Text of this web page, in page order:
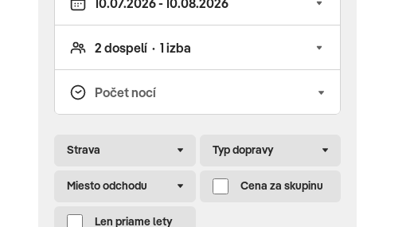
Strava Typ dopravy
Miesto odchodu Cena za skupinu
Len priame lety